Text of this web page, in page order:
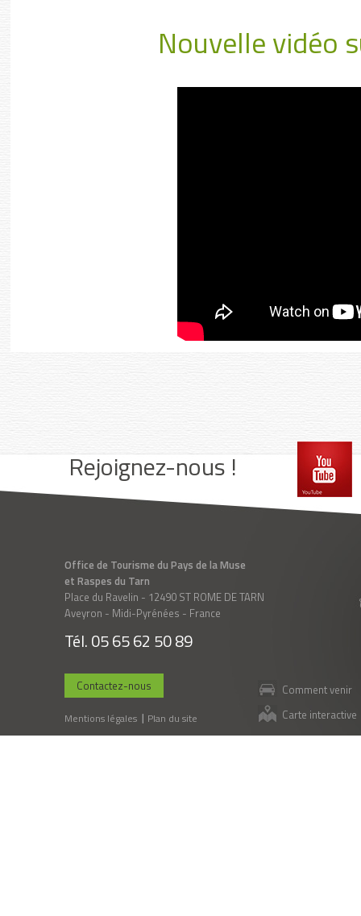
Nouvelle vidéo
Rejoignez-nous !
Instagram
Office de Tourisme du Pays de la Muse
et Raspes du Tarn
Place du Ravelin - 12490 ST ROME DE TARN
Aveyron - Midi-Pyrénées - France
Tél. 05 65 62 50 89
Contactez-nous
Mentions légales Plan du site
Comment venir
Carte interactive